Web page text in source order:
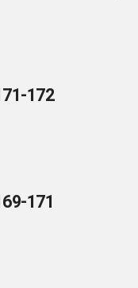
172
171